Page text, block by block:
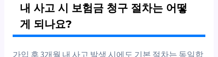
내 사고 시 보험금 청구 절차는 어떻
게 되나요?
가입 후 3개월 내 사고 발생 시에도 기본 절차는 동일합